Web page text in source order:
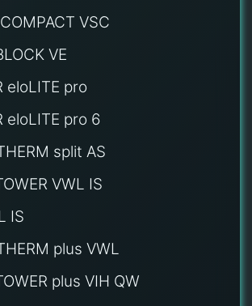
VSC
VE
eloLITE pro
eloLITE pro 6
split AS
VWL IS
IS
plus VWL
plus VIH QW